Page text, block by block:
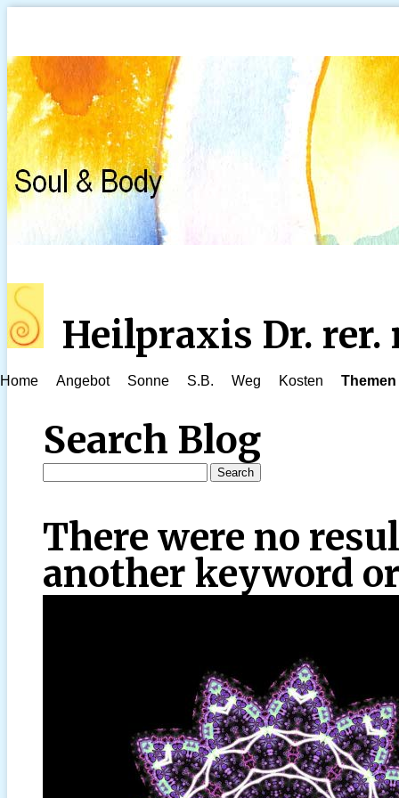
Heilpraxis Dr. rer.
Home Angebot Sonne S.B. Weg Kosten Themen
Search Blog
There were no
another keyword